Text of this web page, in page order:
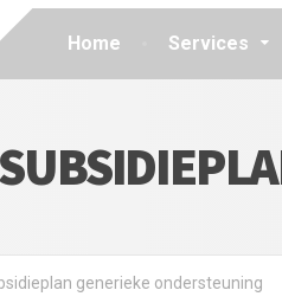
Home Services
generieke ondersteuning